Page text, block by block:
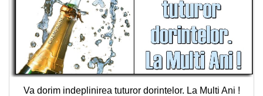
Va dorim indeplinirea tuturor dorintelor. La Multi Ani !